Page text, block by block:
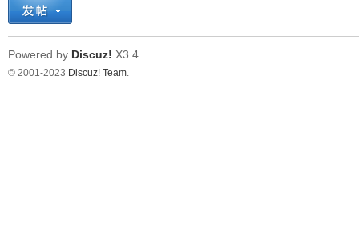
Powered by Discuz! X3.4
© 2001-2023 Discuz! Team.